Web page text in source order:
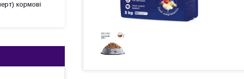
кормові